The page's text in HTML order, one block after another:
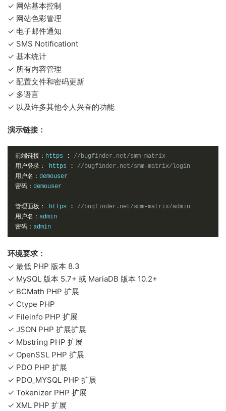
✓ 网站基本控制
✓ 网站色彩管理
✓ 电子邮件通知
✓ SMS Notificationt
✓ 基本统计
✓ 所有内容管理
✓ 配置文件和密码更新
✓ 多语言
✓ 以及许多其他令人兴奋的功能
演示链接：
前端链接： https :
//bugfinder.net/smm-matrix
用户登录：
https :
//bugfinder.net/smm-matrix/login
用户名：
密码： demouser
管理面板： https :
//bugfinder.net/smm-matrix/admin
用户名：
密码： admin
环境要求：
✓ 最低 PHP 版本 8.3
✓ MySQL 版本 5.7+ 或 MariaDB 版本 10.2+
✓ BCMath PHP 扩展
✓ Ctype PHP
✓ Fileinfo PHP 扩展
✓ JSON PHP 扩展扩展
✓ Mbstring PHP 扩展
✓ OpenSSL PHP 扩展
✓ PDO PHP 扩展
✓ PDO_MYSQL PHP 扩展
✓ Tokenizer PHP 扩展
✓ XML PHP 扩展